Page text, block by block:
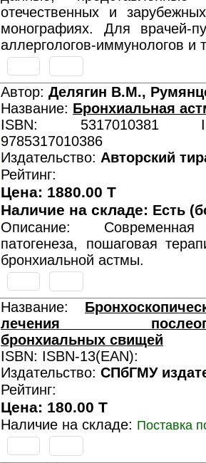
отечественных и
монографиях. Для врачей-
аллергологов-иммунологов и
Автор: Делягин В.М.,
Название: Бронхиальная
ISBN: 5317010381
9785317010386
Издательство: Авторский
Рейтинг:
Цена: 1880.00 T
Наличие на складе: Есть
Описание:
патогенеза, пошаговая
бронхиальной астмы.
Название:
лечения
бронхиальных свищей
ISBN: ISBN-13(EAN):
Издательство: СПбГМУ
Рейтинг:
Цена: 180.00 T
Наличие на складе: Поставка